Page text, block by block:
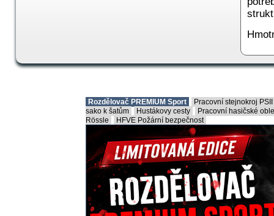
Rozdělovač PREMIUM Sport
Pracovní stejnokroj
sako k šatům
Hustákovy cesty
Pracovní hasičské
Rössle
HFVE Požární bezpečnost